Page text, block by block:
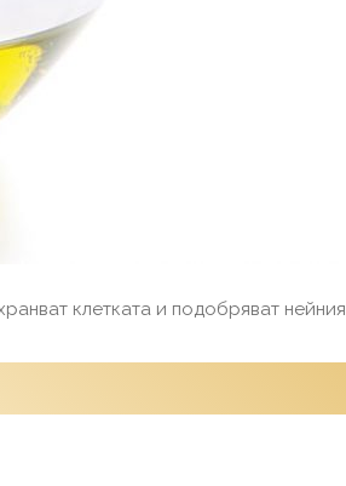
клетката и подобряват нейния